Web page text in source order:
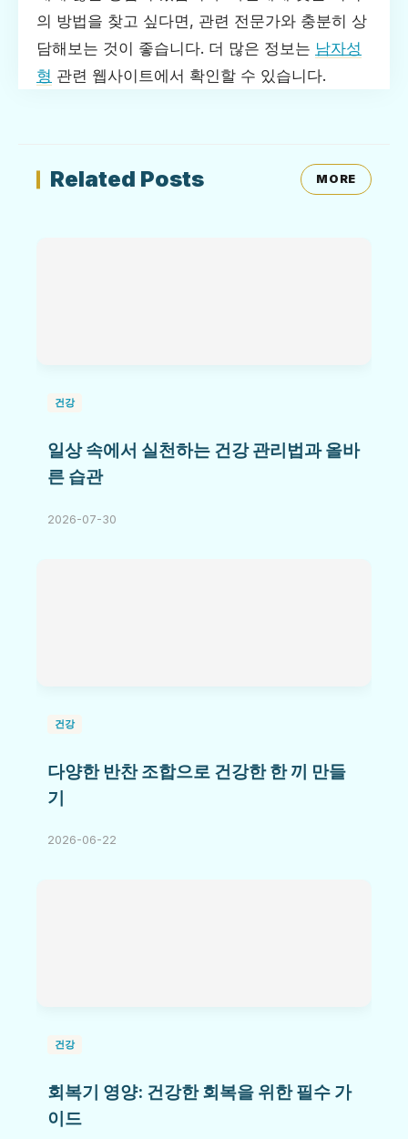
의 방법을 찾고 싶다면, 관련 전문가와 충분히 상
담해보는 것이 좋습니다. 더 많은 정보는 남자성
형 관련 웹사이트에서 확인할 수 있습니다.
Related Posts MORE
건강
일상 속에서 실천하는 건강 관리법과 올바
른 습관
2026-07-30
건강
다양한 반찬 조합으로 건강한 한 끼 만들
기
2026-06-22
건강
회복기 영양: 건강한 회복을 위한 필수 가
이드